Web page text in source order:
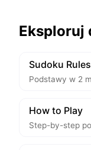
Eksploruj
Sudoku Rules
Podstawy w 2
How to Play
Step-by-step